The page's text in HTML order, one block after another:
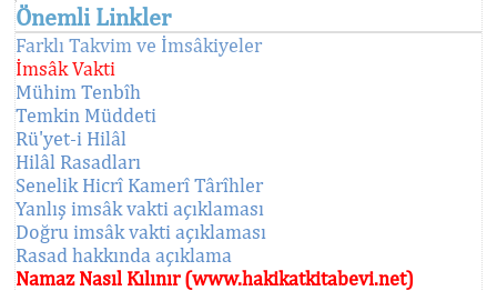
Önemli Linkler
Farklı Takvim ve İmsâkiyeler
İmsâk Vakti
Mühim Tenbîh
Temkin Müddeti
Rü'yet-i Hilâl
Hilâl Rasadları
Senelik Hicrî Kamerî Târîhler
Yanlış imsâk vakti açıklaması
Doğru imsâk vakti açıklaması
Rasad hakkında açıklama
Namaz Nasıl Kılınır (www.hakikatkitabevi.net)